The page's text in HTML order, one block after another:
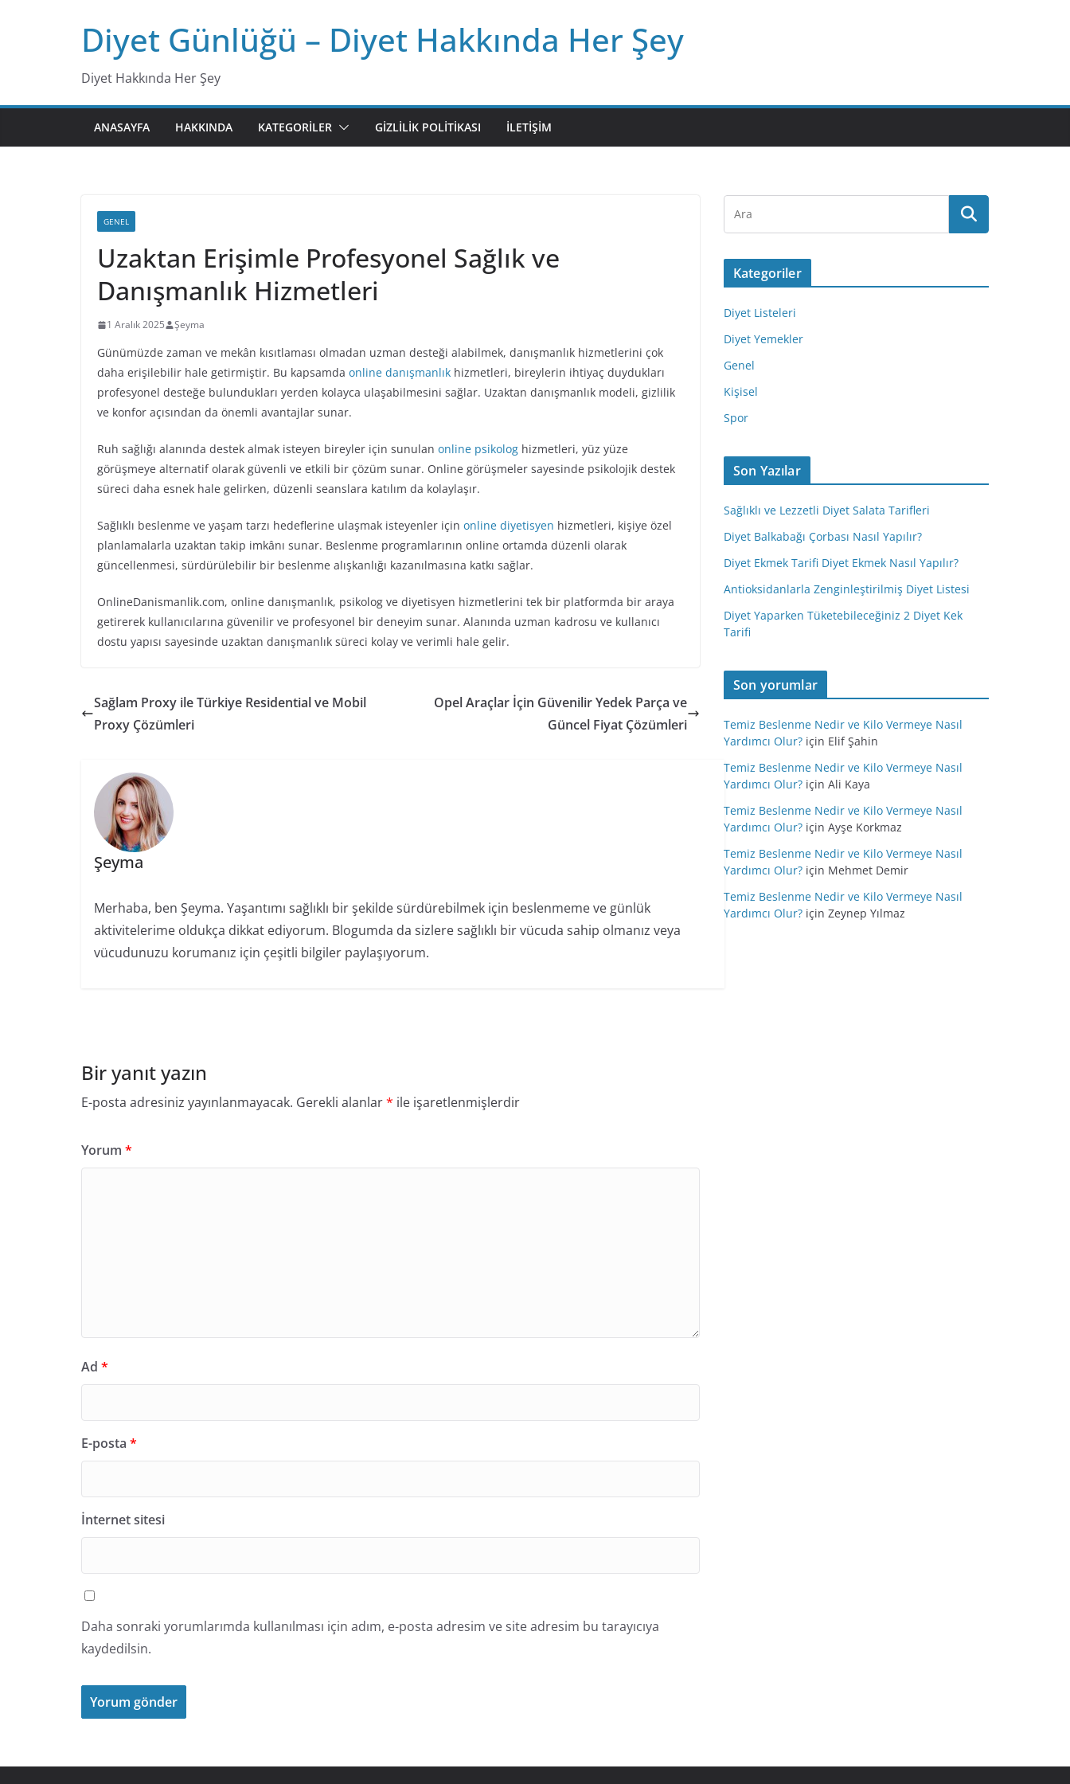
Diyet Günlüğü – Diyet Hakkında Her Şey
Diyet Hakkında Her Şey
ANASAYFA HAKKINDA KATEGORILER GIZLILIK POLITIKASI İLETIŞIM
GENEL
Uzaktan Erişimle Profesyonel Sağlık ve
Danışmanlık Hizmetleri
1 Aralık 2025 Şeyma
Günümüzde zaman ve mekân kısıtlaması olmadan uzman desteği alabilmek, danışmanlık hizmetlerini çok
daha erişilebilir hale getirmiştir. Bu kapsamda online danışmanlık hizmetleri, bireylerin ihtiyaç duydukları
profesyonel desteğe bulundukları yerden kolayca ulaşabilmesini sağlar. Uzaktan danışmanlık modeli, gizlilik
ve konfor açısından da önemli avantajlar sunar.
Ruh sağlığı alanında destek almak isteyen bireyler için sunulan online psikolog hizmetleri, yüz yüze
görüşmeye alternatif olarak güvenli ve etkili bir çözüm sunar. Online görüşmeler sayesinde psikolojik destek
süreci daha esnek hale gelirken, düzenli seanslara katılım da kolaylaşır.
Sağlıklı beslenme ve yaşam tarzı hedeflerine ulaşmak isteyenler için online diyetisyen hizmetleri, kişiye özel
planlamalarla uzaktan takip imkânı sunar. Beslenme programlarının online ortamda düzenli olarak
güncellenmesi, sürdürülebilir bir beslenme alışkanlığı kazanılmasına katkı sağlar.
OnlineDanismanlik.com, online danışmanlık, psikolog ve diyetisyen hizmetlerini tek bir platformda bir araya
getirerek kullanıcılarına güvenilir ve profesyonel bir deneyim sunar. Alanında uzman kadrosu ve kullanıcı
dostu yapısı sayesinde uzaktan danışmanlık süreci kolay ve verimli hale gelir.
Sağlam Proxy ile Türkiye Residential ve Mobil
Proxy Çözümleri
Opel Araçlar İçin Güvenilir Yedek Parça ve
Güncel Fiyat Çözümleri
Şeyma
Merhaba, ben Şeyma. Yaşantımı sağlıklı bir şekilde sürdürebilmek için beslenmeme ve günlük
aktivitelerime oldukça dikkat ediyorum. Blogumda da sizlere sağlıklı bir vücuda sahip olmanız veya
vücudunuzu korumanız için çeşitli bilgiler paylaşıyorum.
Bir yanıt yazın
E-posta adresiniz yayınlanmayacak. Gerekli alanlar* ile işaretlenmişlerdir
Yorum *
Ad *
E-posta *
İnternet sitesi
Daha sonraki yorumlarımda kullanılması için adım, e-posta adresim ve site adresim bu tarayıcıya
kaydedilsin.
Kategoriler
Diyet Listeleri
Diyet Yemekler
Genel
Kişisel
Spor
Son Yazılar
Sağlıklı ve Lezzetli Diyet Salata Tarifleri
Diyet Balkabağı Çorbası Nasıl Yapılır?
Diyet Ekmek Tarifi Diyet Ekmek Nasıl Yapılır?
Antioksidanlarla Zenginleştirilmiş Diyet Listesi
Diyet Yaparken Tüketebileceğiniz 2 Diyet Kek
Tarifi
Son yorumlar
Temiz Beslenme Nedir ve Kilo Vermeye Nasıl
Yardımcı Olur? için Elif Şahin
Temiz Beslenme Nedir ve Kilo Vermeye Nasıl
Yardımcı Olur? için Ali Kaya
Temiz Beslenme Nedir ve Kilo Vermeye Nasıl
Yardımcı Olur? için Ayşe Korkmaz
Temiz Beslenme Nedir ve Kilo Vermeye Nasıl
Yardımcı Olur? için Mehmet Demir
Temiz Beslenme Nedir ve Kilo Vermeye Nasıl
Yardımcı Olur? için Zeynep Yılmaz